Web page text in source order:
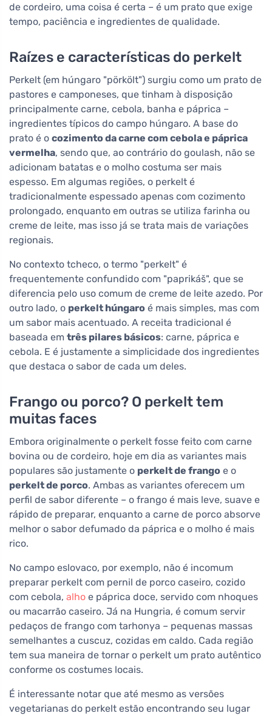
de cordeiro, uma coisa é certa – é um prato que exige
tempo, paciência e ingredientes de qualidade.
Raízes e características do perkelt
Perkelt (em húngaro "pörkölt") surgiu como um prato de
pastores e camponeses, que tinham à disposição
principalmente carne, cebola, banha e páprica –
ingredientes típicos do campo húngaro. A base do
prato é o cozimento da carne com cebola e páprica
vermelha, sendo que, ao contrário do goulash, não se
adicionam batatas e o molho costuma ser mais
espesso. Em algumas regiões, o perkelt é
tradicionalmente espessado apenas com cozimento
prolongado, enquanto em outras se utiliza farinha ou
creme de leite, mas isso já se trata mais de variações
regionais.
No contexto tcheco, o termo "perkelt" é
frequentemente confundido com "paprikáš", que se
diferencia pelo uso comum de creme de leite azedo. Por
outro lado, o perkelt húngaro é mais simples, mas com
um sabor mais acentuado. A receita tradicional é
baseada em três pilares básicos: carne, páprica e
cebola. E é justamente a simplicidade dos ingredientes
que destaca o sabor de cada um deles.
Frango ou porco? O perkelt tem
muitas faces
Embora originalmente o perkelt fosse feito com carne
bovina ou de cordeiro, hoje em dia as variantes mais
populares são justamente o perkelt de frango e o
perkelt de porco. Ambas as variantes oferecem um
perfil de sabor diferente – o frango é mais leve, suave e
rápido de preparar, enquanto a carne de porco absorve
melhor o sabor defumado da páprica e o molho é mais
rico.
No campo eslovaco, por exemplo, não é incomum
preparar perkelt com pernil de porco caseiro, cozido
com cebola, alho e páprica doce, servido com nhoques
ou macarrão caseiro. Já na Hungria, é comum servir
pedaços de frango com tarhonya – pequenas massas
semelhantes a cuscuz, cozidas em caldo. Cada região
tem sua maneira de tornar o perkelt um prato autêntico
conforme os costumes locais.
É interessante notar que até mesmo as versões
vegetarianas do perkelt estão encontrando seu lugar